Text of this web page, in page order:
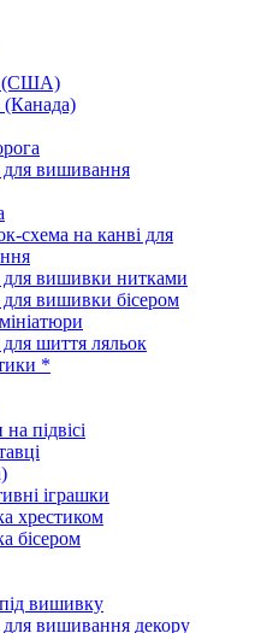
(США)
(Канада)
вишивання
схема на канві для
вишивки нитками
вишивки бісером
шиття ляльок
*
підвісі
іграшки
хрестиком
бісером
вишивку
вишивання декору